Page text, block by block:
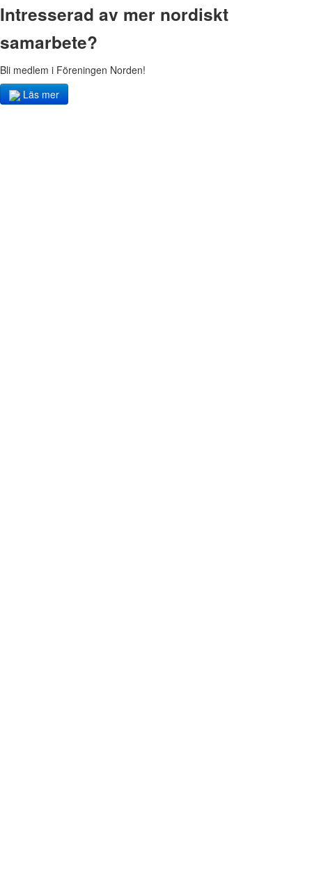
Intresserad av mer nordiskt
samarbete?
Bli medlem i Föreningen Norden!
Läs mer